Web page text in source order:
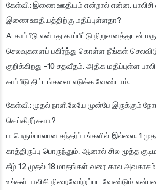
கேள்வி: இணை ஊதியம் என்றால் என்ன, பாலிசி
இணை ஊதியத்திற்கு மதிப்புள்ளதா?
A: காப்பீடு என்பது காப்பீட்டு நிறுவனத்துடன்
செலவுகளைப் பகிர்ந்து கொள்ள நீங்கள்
குறிக்கிறது -10 சதவீதம். அதிக மதிப்புள்ள
காப்பீடு திட்டங்களை எடுக்க வேண்டாம்.
கேள்வி: முதல் நாளிலேயே முன்பே இருக்கும்
செய்கிறீர்களா?
ப: பெரும்பாலான சந்தர்ப்பங்களில் இல்லை. 1
காத்திருப்பு பொருந்தும், ஆனால் சில மூத்த
கீழ் 12 முதல் 18 மாதங்கள் வரை கால அவகாசம்
உங்கள் பாலிசி நிறைவேற்றப்பட வேண்டும்